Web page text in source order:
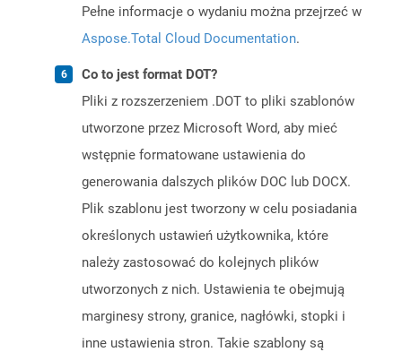
Pełne informacje o wydaniu można przejrzeć w
Aspose.Total Cloud Documentation.
Co to jest format DOT?
Pliki z rozszerzeniem .DOT to pliki szablonów
utworzone przez Microsoft Word, aby mieć
wstępnie formatowane ustawienia do
generowania dalszych plików DOC lub DOCX.
Plik szablonu jest tworzony w celu posiadania
określonych ustawień użytkownika, które
należy zastosować do kolejnych plików
utworzonych z nich. Ustawienia te obejmują
marginesy strony, granice, nagłówki, stopki i
inne ustawienia stron. Takie szablony są